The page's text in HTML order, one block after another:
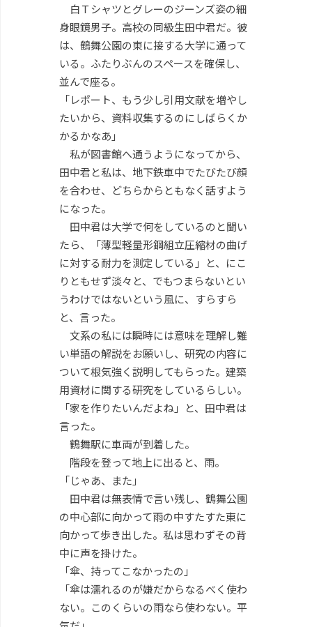
白Ｔシャツとグレーのジーンズ姿の細
身眼鏡男子。高校の同級生田中君だ。彼
は、鶴舞公園の東に接する大学に通って
いる。ふたりぶんのスペースを確保し、
並んで座る。
「レポート、もう少し引用文献を増やし
たいから、資料収集するのにしばらくか
かるかなあ」
私が図書館へ通うようになってから、
田中君と私は、地下鉄車中でたびたび顔
を合わせ、どちらからともなく話すよう
になった。
田中君は大学で何をしているのと聞い
たら、「薄型軽量形鋼組立圧縮材の曲げ
に対する耐力を測定している」と、にこ
りともせず淡々と、でもつまらないとい
うわけではないという風に、すらすら
と、言った。
文系の私には瞬時には意味を理解し難
い単語の解説をお願いし、研究の内容に
ついて根気強く説明してもらった。建築
用資材に関する研究をしているらしい。
「家を作りたいんだよね」と、田中君は
言った。
鶴舞駅に車両が到着した。
階段を登って地上に出ると、雨。
「じゃあ、また」
田中君は無表情で言い残し、鶴舞公園
の中心部に向かって雨の中すたすた東に
向かって歩き出した。私は思わずその背
中に声を掛けた。
「傘、持ってこなかったの」
「傘は濡れるのが嫌だからなるべく使わ
ない。このくらいの雨なら使わない。平